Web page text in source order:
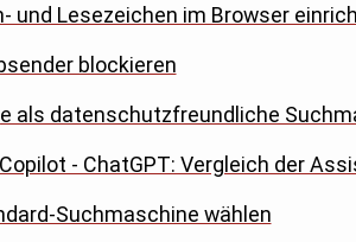
und Lesezeichen im Browser
blockieren
als datenschutzfreundliche
- ChatGPT: Vergleich der
Suchmaschine wählen